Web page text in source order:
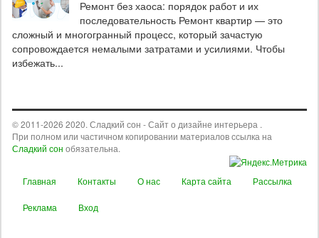
Ремонт без хаоса: порядок работ и их
последовательность Ремонт квартир — это
сложный и многогранный процесс, который зачастую
сопровождается немалыми затратами и усилиями. Чтобы
избежать...
© 2011-2026 2020. Сладкий сон - Сайт о дизайне интерьера .
При полном или частичном копировании материалов ссылка на
Сладкий сон обязательна.
Главная Контакты О нас Карта сайта Рассылка
Реклама Вход